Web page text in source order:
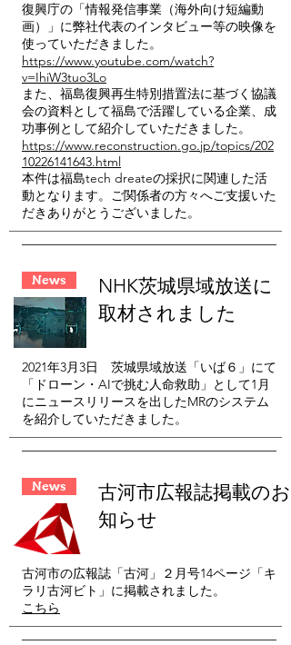
復興庁の「情報発信事業（海外向け短編動
画）」に弊社代表のインタビュー等の映像を
使っていただきました。
https://www.youtube.com/watch?
v=IhiW3tuo3Lo
また、福島復興再生特別措置法に基づく協議
会の資料として福島で活躍している企業、成
功事例として紹介していただきました。
https://www.reconstruction.go.jp/topics/202
10226141643.html
本件は福島tech dreateの採択に関連した活
動となります。ご関係者の方々へご支援いた
だきありがとうございました。
News
​NHK茨城県域放送に
取材されました
2021年3月3日 茨城県域放送「いば６」にて
「ドローン・AIで挑む人命救助」として1月
にニュースリリースを出したMRのシステム
を紹介していただきました。
News
​古河市広報誌掲載のお
知らせ
古河市の広報誌「古河」２月号14ページ「キ
ラリ古河ビト」に掲載されました。
こちら